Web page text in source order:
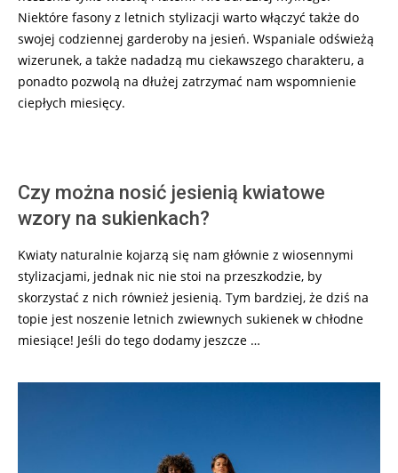
Niektóre fasony z letnich stylizacji warto włączyć także do
swojej codziennej garderoby na jesień. Wspaniale odświeżą
wizerunek, a także nadadzą mu ciekawszego charakteru, a
ponadto pozwolą na dłużej zatrzymać nam wspomnienie
ciepłych miesięcy.
Czy można nosić jesienią kwiatowe
wzory na sukienkach?
Kwiaty naturalnie kojarzą się nam głównie z wiosennymi
stylizacjami, jednak nic nie stoi na przeszkodzie, by
skorzystać z nich również jesienią. Tym bardziej, że dziś na
topie jest noszenie letnich zwiewnych sukienek w chłodne
miesiące! Jeśli do tego dodamy jeszcze …